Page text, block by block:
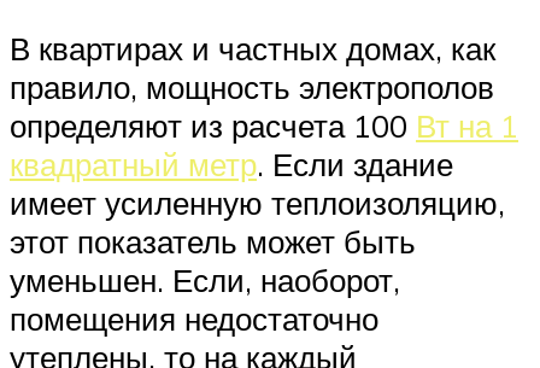
В квартирах и частных домах, как
правило, мощность электрополов
определяют из расчета 100 Вт на 1
квадратный метр. Если здание
имеет усиленную теплоизоляцию,
этот показатель может быть
уменьшен. Если, наоборот,
помещения недостаточно
утеплены, то на каждый